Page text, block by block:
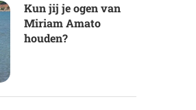
Kun jij je ogen van
Miriam Amato
houden?